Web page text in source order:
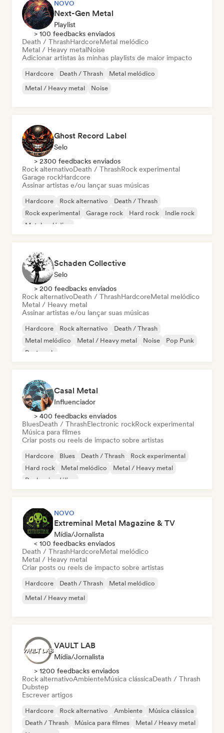
NOVO
Next-Gen Metal
Playlist
> 100 feedbacks enviados
Death / ThrashHardcoreMetal melódico
Metal / Heavy metalNoise
Adicionar artistas às minhas playlists de maior impacto
Hardcore Death / Thrash
Metal melódico
Metal / Heavy metal
Noise
Ghost Record Label
Selo
> 2300 feedbacks enviados
Rock alternativoDeath / ThrashRock experimental
Garage rockHardcore
Assinar artistas e/ou lançar suas músicas
Hardcore Rock alternativo
Death / Thrash
Rock experimental
Garage rock Hard rock
Indie rock
Metal melódico
Schaden Collective
Selo
> 200 feedbacks enviados
Rock alternativoDeath / ThrashHardcoreMetal melódico
Metal / Heavy metal
Assinar artistas e/ou lançar suas músicas
Hardcore Rock alternativo
Death / Thrash
Metal melódico
Metal / Heavy metal Noise
Pop Punk
Post punk
Casal Metal
Influenciador
> 400 feedbacks enviados
BluesDeath / ThrashElectronic rockRock experimental
Música para filmes
Criar posts ou reels de impacto sobre artistas
Hardcore Blues Death / Thrash
Rock experimental
Hard rock
Metal melódico
Metal / Heavy metal
Rock psicodélico
NOVO
Extreminal Metal Magazine & TV
Mídia/Jornalista
< 100 feedbacks enviados
Death / ThrashHardcoreMetal melódico
Metal / Heavy metal
Criar posts ou reels de impacto sobre artistas
Hardcore Death / Thrash
Metal melódico
Metal / Heavy metal
VAULT LAB
Mídia/Jornalista
> 1200 feedbacks enviados
Rock alternativoAmbienteMúsica clássicaDeath / Thrash
Dubstep
Escrever artigos
Hardcore Rock alternativo Ambiente
Música clássica
Death / Thrash
Música para filmes
Metal / Heavy metal